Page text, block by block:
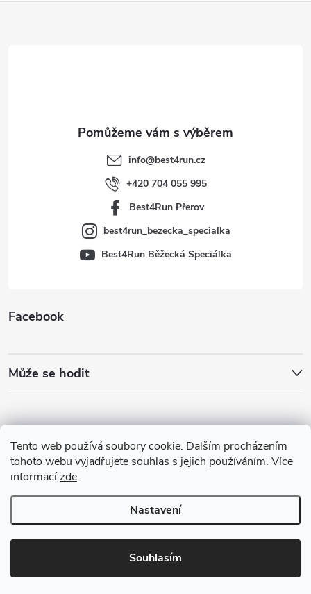
Tento web používá soubory cookie. Dalším procházením
tohoto webu vyjadřujete souhlas s jejich používáním. Více
informacízde.
Nastavení
Souhlasím
Facebook
Může se hodit
info@best4run.cz
+420 704 055 995
Best4Run Přerov
best4run_bezecka_specialka
Best4Run Běžecká Speciálka
Copyright 2026Best4Run Běžecká speciálka. Všechna práva vyhrazena.